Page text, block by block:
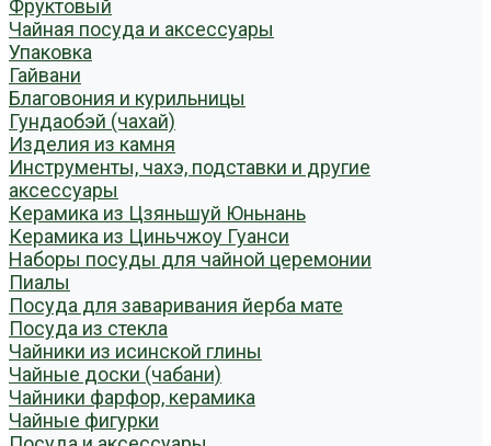
Фруктовый
Чайная посуда и аксессуары
Упаковка
Гайвани
Благовония и курильницы
Гундаобэй (чахай)
Изделия из камня
Инструменты, чахэ, подставки и другие
аксессуары
Керамика из Цзяньшуй Юньнань
Керамика из Циньчжоу Гуанси
Наборы посуды для чайной церемонии
Пиалы
Посуда для заваривания йерба мате
Посуда из стекла
Чайники из исинской глины
Чайные доски (чабани)
Чайники фарфор, керамика
Чайные фигурки